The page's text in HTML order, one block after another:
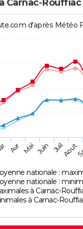
Carnac-Rouffiac
d'après Météo
nationale :
nationale :
à Carnac-
à Carnac-
Avr Mai Juin JuilAout